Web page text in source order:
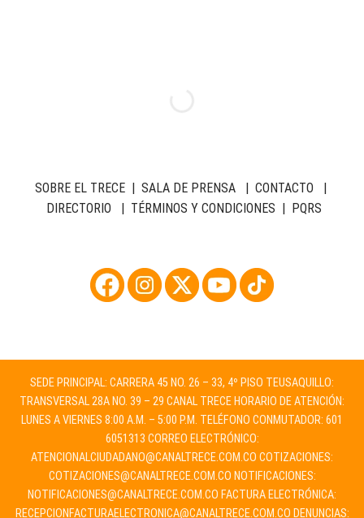
SOBRE EL TRECE| SALA DE PRENSA| CONTACTO
DIRECTORIO
TÉRMINOS Y CONDICIONES PQRS
SEDE PRINCIPAL: CARRERA 45 NO. 26 – 33, 4º PISO TEUSAQUILLO:
TRANSVERSAL 28A NO. 39 – 29 CANAL TRECE HORARIO DE ATENCIÓN:
LUNES A VIERNES 8:00 A.M. – 5:00 P.M. TELÉFONO CONMUTADOR: 601
6051313 CORREO ELECTRÓNICO:
ATENCIONALCIUDADANO@CANALTRECE.COM.CO COTIZACIONES:
COTIZACIONES@CANALTRECE.COM.CO NOTIFICACIONES:
NOTIFICACIONES@CANALTRECE.COM.CO FACTURA ELECTRÓNICA:
RECEPCIONFACTURAELECTRONICA@CANALTRECE.COM.CO DENUNCIAS: